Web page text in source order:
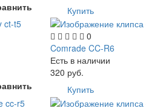
Купить
0
Comrade CC-R6
Есть в наличии
320 руб.
Купить